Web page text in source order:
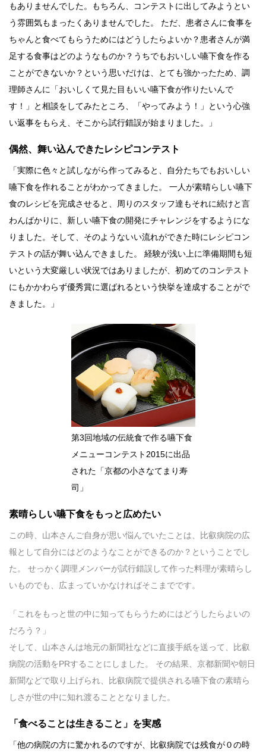
もありませんでした。もちろん、コンテストに出してみようとい
う雰囲気もまったくありませんでした。 ただ、患者さんに食事を
ちゃんと食べてもらうためにはどうしたらよいか？患者さんが満
足する食事はどのようなものか？うちでもおいしい嚥下食を作る
ことができないか？という思いだけは、とても強かったため、調
理師さんに「おいしくて見た目もいい嚥下食が作りたいんで
す！」と相談をしてみたところ、「やってみよう！」という心強
い返事をもらえ、そこから試行錯誤が始まりました。」
偶然、舞い込んできたレシピコンテスト
「実際に色々と試しながら作ってみると、自分たちでもおいしい
嚥下食を作れることがわかってきました。 一人が素晴らしい嚥下
食のレシピを完成させると、周りのスタッフ達もそれに続けと言
わんばかりに、新しい嚥下食の開発にチャレンジをするようにな
りました。そして、そのようないい流れができた時にレシピコン
テストの話が舞い込んできました。 経験が浅い上に準備期間も短
いという大変厳しい状況ではありましたが、初めてのコンテスト
にもかかわらず優秀賞に選ばれるという快挙を達成することがで
きました。」
第3回地域の伝統食で作る嚥下食
メニューコンテスト2015に出品
された「京都の小さなてまり寿
司」
素晴らしい嚥下食をもっと広めたい
この時、山本さんご自身が思い悩んでいたことは、比叡病院の広
報として自分にはどのようなことができるのか？ということでし
た。 せっかく調理メンバーが試行錯誤して作った料理が素晴らし
いものでも、広まっていかなければそこまでです。
「これをもっと世の中に知ってもらうためにはどうしたらよいの
だろう？」
そして、山本さんは地元の新聞社などに直接手紙を送って、比叡
病院の活動をPRすることにしました。 その結果、京都新聞や朝日
新聞などで取り上げられ、比叡病院で提供される嚥下食の素晴ら
しさが世の中に知れ渡ることとなりました。
「食べることは生きること」を実感
「他の病院の方に驚かれるのですが、比叡病院では残食が０の時